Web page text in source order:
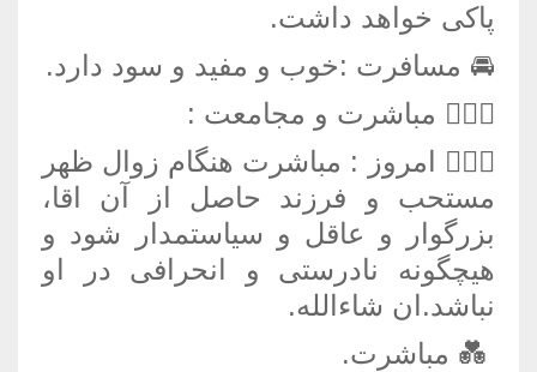
پاکی خواهد داشت.
🚘 مسافرت :خوب و مفید و سود دارد.
👩‍❤️‍👩 مباشرت و مجامعت :
👩‍❤️‍👩 امروز : مباشرت هنگام زوال ظهر
مستحب و فرزند حاصل از آن اقا،
بزرگوار و عاقل و سیاستمدار شود و
هیچگونه نادرستی و انحرافی در او
نباشد.ان شاءالله.
💑 مباشرت.